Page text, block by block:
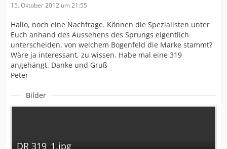
15. Oktober 2012 um 21:55
Hallo, noch eine Nachfrage. Können die Spezialisten unter
Euch anhand des Aussehens des Sprungs eigentlich
unterscheiden, von welchem Bogenfeld die Marke stammt?
Wäre ja interessant, zu wissen. Habe mal eine 319
angehängt. Danke und Gruß
Peter
Bilder
DR 319_1.jpg